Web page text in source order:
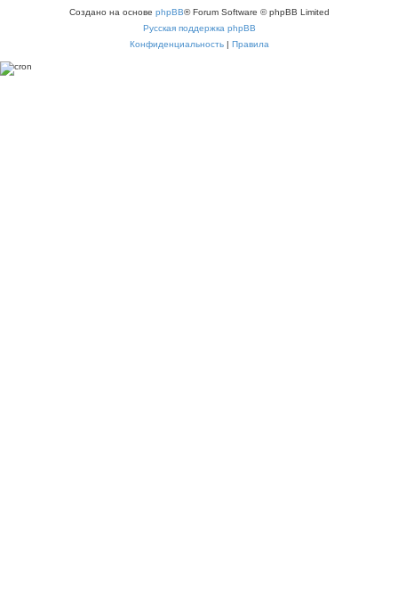
Создано на основе phpBB® Forum Software © phpBB Limited
Русская поддержка phpBB
Конфиденциальность | Правила